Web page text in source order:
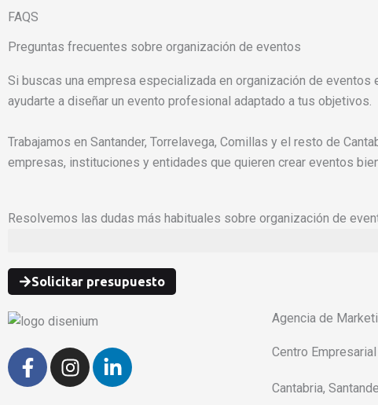
FAQS
Preguntas frecuentes sobre organización de eventos
Si buscas una empresa especializada en organización de eventos
ayudarte a diseñar un evento profesional adaptado a tus objetivos.
Trabajamos en Santander, Torrelavega, Comillas y el resto de
empresas, instituciones y entidades que quieren crear eventos
Resolvemos las dudas más habituales sobre organización de
Solicitar presupuesto
F
a
I
n
L
i
Agencia de
Centro
Cantabria,